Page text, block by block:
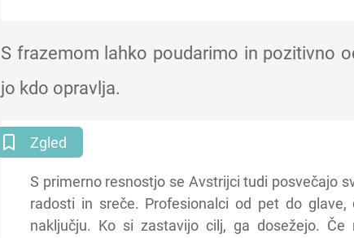
S frazemom lahko poudarimo in pozitivno
jo kdo opravlja.
Zgled
S primerno resnostjo se Avstrijci tudi posvečajo
radosti in sreče. Profesionalci od pet do glave,
naključju. Ko si zastavijo cilj, ga dosežejo.